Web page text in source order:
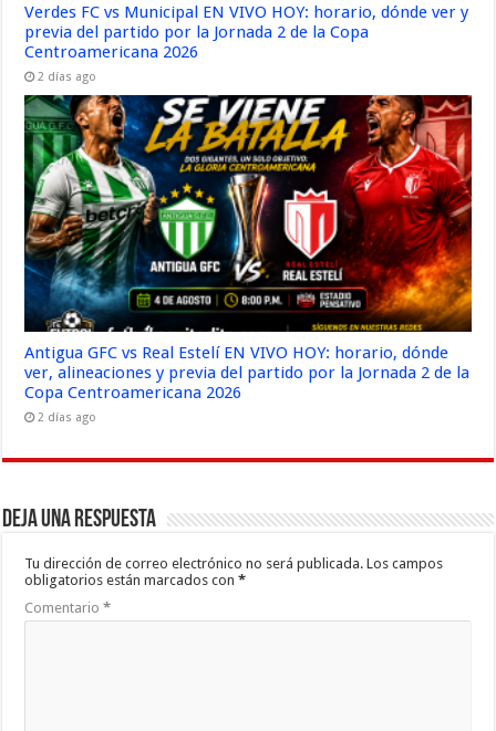
Verdes FC vs Municipal EN VIVO HOY: horario, dónde ver y
previa del partido por la Jornada 2 de la Copa
Centroamericana 2026
2 días ago
Antigua GFC vs Real Estelí EN VIVO HOY: horario, dónde
ver, alineaciones y previa del partido por la Jornada 2 de la
Copa Centroamericana 2026
2 días ago
Deja una respuesta
Tu dirección de correo electrónico no será publicada. Los campos
obligatorios están marcados con*
Comentario*